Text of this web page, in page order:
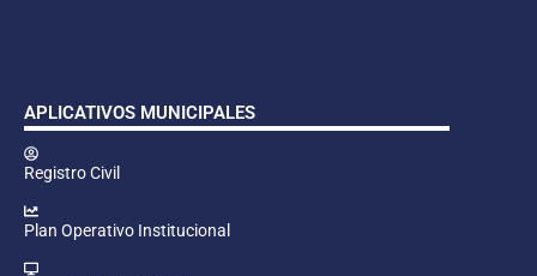
APLICATIVOS MUNICIPALES
Registro Civil
Plan Operativo Institucional